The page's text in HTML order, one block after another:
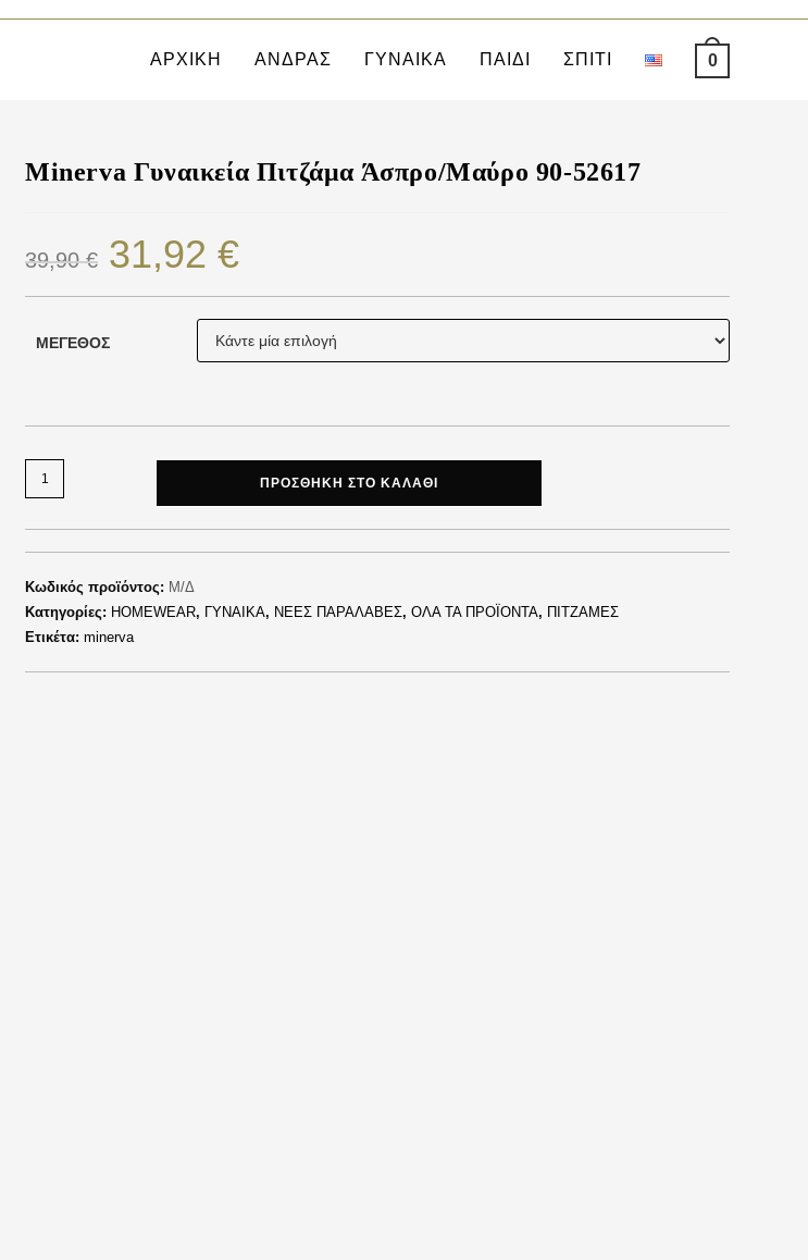
ΑΡΧΙΚΗ ΑΝΔΡΑΣ ΓΥΝΑΙΚΑ ΠΑΙΔΙ ΣΠΙΤΙ 0
Minerva Γυναικεία Πιτζάμα Άσπρο/Μαύρο 90-52617
39,90€ 31,92 €
ΜΈΓΕΘΟΣ
ΠΡΟΣΘΉΚΗ ΣΤΟ ΚΑΛΆΘΙ
Κωδικός προϊόντος: Μ/Δ
Κατηγορίες: HOMEWEAR, ΓΥΝΑΙΚΑ, ΝΕΕΣ ΠΑΡΑΛΑΒΕΣ, ΟΛΑ ΤΑ ΠΡΟΪΟΝΤΑ, ΠΙΤΖΑΜΕΣ
Ετικέτα: minerva